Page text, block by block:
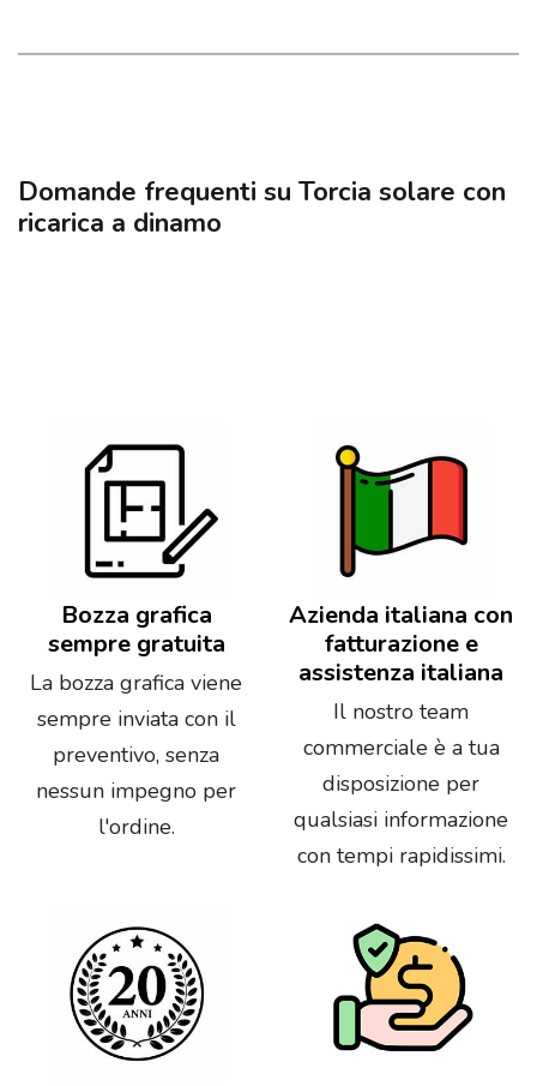
Domande frequenti su Torcia solare con
ricarica a dinamo
Bozza grafica
sempre gratuita
La bozza grafica viene
sempre inviata con il
preventivo, senza
nessun impegno per
l'ordine.
Azienda italiana con
fatturazione e
assistenza italiana
Il nostro team
commerciale è a tua
disposizione per
qualsiasi informazione
con tempi rapidissimi.